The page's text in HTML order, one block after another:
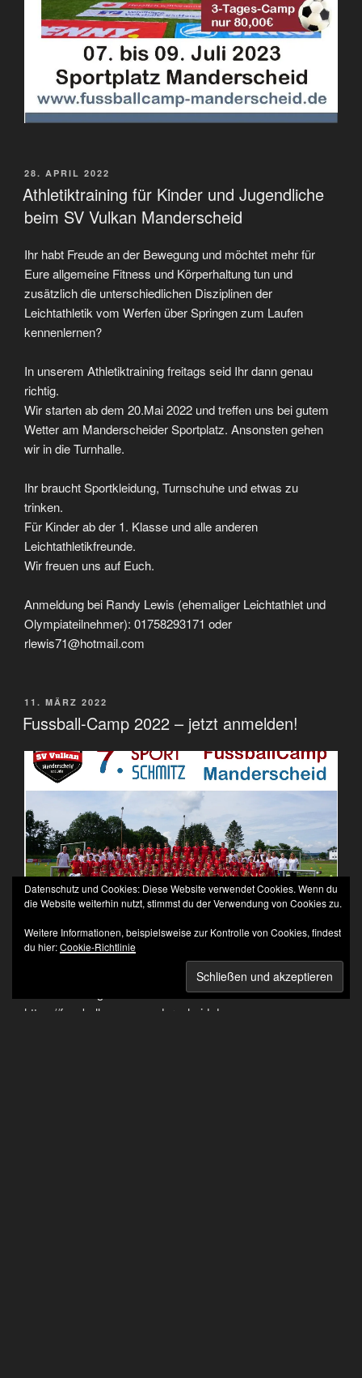
VERÖFFENTLICHT
AM
28. APRIL 2022
Athletiktraining für Kinder und Jugendliche
beim SV Vulkan Manderscheid
Ihr habt Freude an der Bewegung und möchtet mehr für
Eure allgemeine Fitness und Körperhaltung tun und
zusätzlich die unterschiedlichen Disziplinen der
Leichtathletik vom Werfen über Springen zum Laufen
kennenlernen?
In unserem Athletiktraining freitags seid Ihr dann genau
richtig.
Wir starten ab dem 20.Mai 2022 und treffen uns bei gutem
Wetter am Manderscheider Sportplatz. Ansonsten gehen
wir in die Turnhalle.
Ihr braucht Sportkleidung, Turnschuhe und etwas zu
trinken.
Für Kinder ab der 1. Klasse und alle anderen
Leichtathletikfreunde.
Wir freuen uns auf Euch.
Anmeldung bei Randy Lewis (ehemaliger Leichtathlet und
Olympiateilnehmer): 01758293171 oder
rlewis71@hotmail.com
VERÖFFENTLICHT
AM
11. MÄRZ 2022
Fussball-Camp 2022 – jetzt anmelden!
Camp Flyer 2022 für das Camp
2022 heruntergeladen werden. Weitere Infos unter
https://fussballcamp-manderscheid.de
Datenschutz und Cookies: Diese Website verwendet Cookies. Wenn du
die Website weiterhin nutzt, stimmst du der Verwendung von Cookies zu.
Weitere Informationen, beispielsweise zur Kontrolle von Cookies, findest
du hier:Cookie-Richtlinie